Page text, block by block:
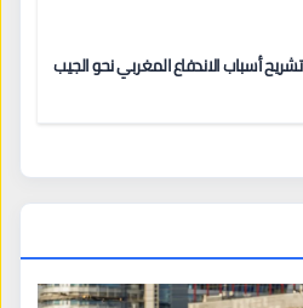
أسباب الاندفاع المغربي نحو الجيب